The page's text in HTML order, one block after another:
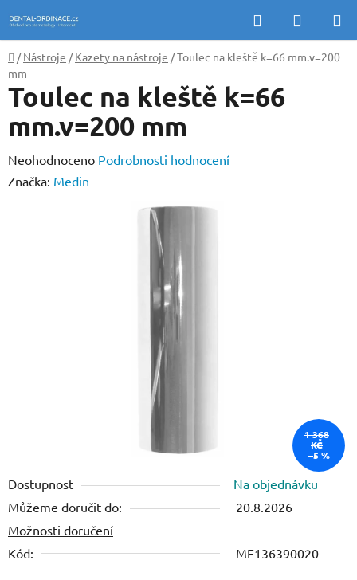
na
obsah
Hledat
KOŠÍK
Domů
/ Nástroje / Kazety na nástroje /Toulec na kleště k=66 mm.v=200
mm
Dostupnost
Na objednávku
Můžeme doručit do:
20.8.2026
Možnosti doručení
Kód:
ME136390020
Toulec na kleště k=66
mm.v=200 mm
Průměrné
hodnocení
Neohodnoceno Podrobnosti hodnocení
Značka: Medin
1 368
KČ
–5 %